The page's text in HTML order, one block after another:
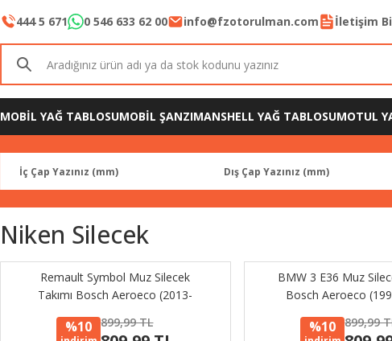
444 5 671 0 546 633 62 00 info@fzotorulman.com İletişim
MOBİL YAĞ TABLOSUMOBİL ŞANZIMANSHELL YAĞ TABLOSUMOTUL
Niken Silecek
Remault Symbol Muz Silecek
Takımı Bosch Aeroeco (2013-
%10 899,99 TL
BMW 3 E36 Muz
Bosch Aeroeco
%10 899,99